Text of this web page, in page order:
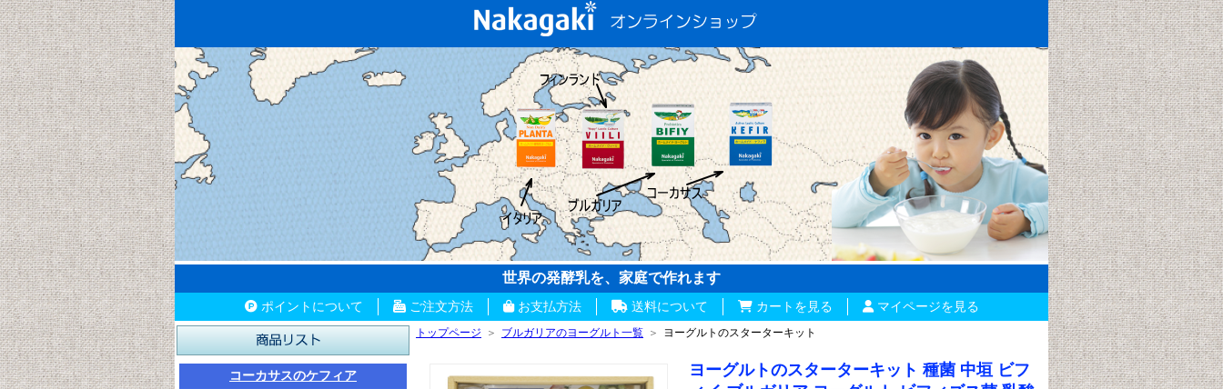
世界の発酵乳を、家庭で作れます
ポイントについて ご注文方法 お支払方法 送料について カートを見る マイページを見る
コーカサスのケフィア
トップページ ＞ ブルガリアのヨーグルト一覧 ＞ ヨーグルトのスターターキット
ヨーグルトのスターターキット 種菌 中垣 ビフ